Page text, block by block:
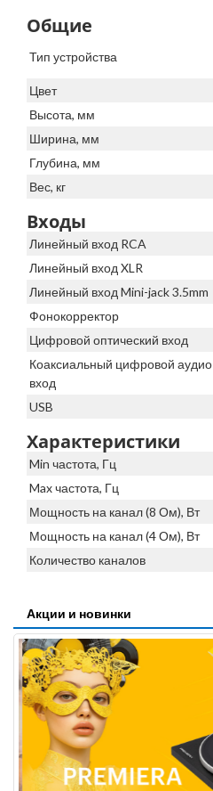
Общие
Тип устройства
Цвет
Высота, мм
Ширина, мм
Глубина, мм
Вес, кг
Входы
Линейный вход RCA
Линейный вход XLR
Линейный вход Mini-jack 3.5mm
Фонокорректор
Цифровой оптический вход
Коаксиальный цифровой аудио
вход
USB
Характеристики
Min частота, Гц
Max частота, Гц
Мощность на канал (8 Ом), Вт
Мощность на канал (4 Ом), Вт
Количество каналов
Акции и новинки